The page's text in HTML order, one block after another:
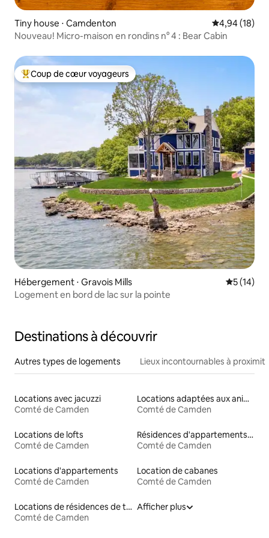
Tiny house ⋅ Camdenton Évaluation
4,94 (18)
Nouveau! Micro-maison en rondins n° 4 : Bear Cabin
Coups de cœur voyageurs les plus appréciés
Coup de cœur voyageurs
Hébergement ⋅ Gravois Mills
5 (14)
Logement en bord de lac sur la pointe
Destinations à découvrir
Autres types de logements Lieux incontournables à
Locations avec jacuzzi
Comté de Camden
Locations adaptées aux animaux
Comté de Camden
Locations de lofts
Comté de Camden
Résidences d'appartements en location
Comté de Camden
Locations d'appartements
Comté de Camden
Location de cabanes
Comté de Camden
Locations de résidences de tourisme
Comté de Camden
Afficher plus